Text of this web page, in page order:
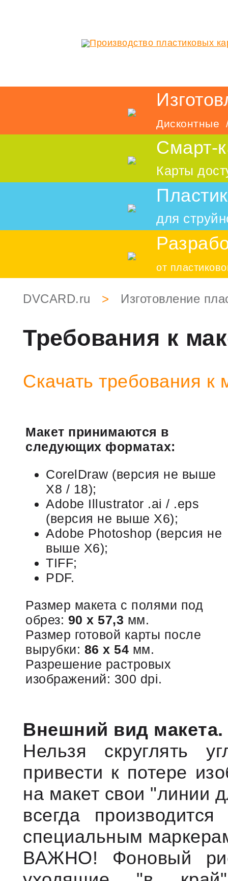
Дисконтные
Смарт-
Карты
для
от
DVCARD.ru > Изготовление
Требования к
Скачать требования к
Макет принимаются в
следующих форматах:
CorelDraw (версия не выше
Х8 / 18);
Adobe Illustrator .ai / .eps
(версия не выше Х6);
Adobe Photoshop (версия не
выше Х6);
TIFF;
PDF.
Размер макета с полями под
обрез: 90 х 57,3 мм.
Размер готовой карты после
вырубки: 86 х 54 мм.
Разрешение растровых
изображений: 300 dpi.
Внешний вид макета.
Нельзя скруглять
привести к потере
на макет свои "линии
всегда
специальным
ВАЖНО! Фоновый